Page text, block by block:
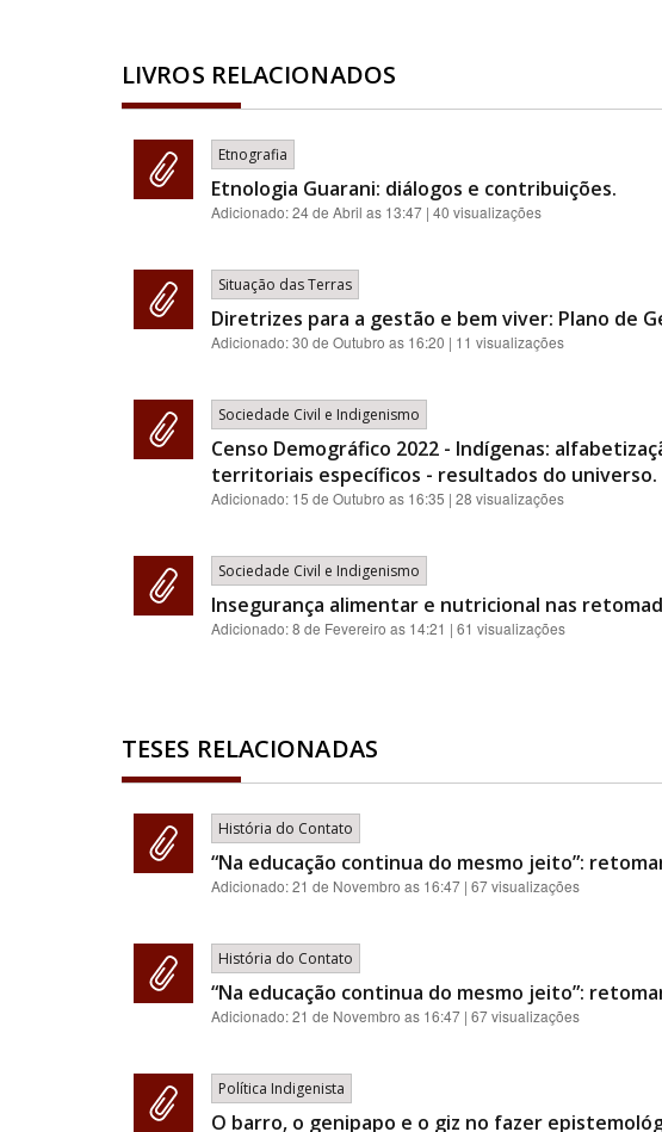
LIVROS RELACIONADOS
Etnografia
Etnologia Guarani: diálogos e contribuições.
Adicionado:24 de Abril as 13:47 | 40 visualizações
Situação das Terras
Diretrizes para a gestão e bem viver: Plano de
Adicionado:30 de Outubro as 16:20 | 11 visualizações
Sociedade Civil e Indigenismo
Censo Demográfico 2022 - Indígenas:
territoriais específicos - resultados do universo.
Adicionado: 15 de Outubro as 16:35 | 28 visualizações
Sociedade Civil e Indigenismo
Insegurança alimentar e nutricional nas
Adicionado:8 de Fevereiro as 14:21 | 61 visualizações
TESES RELACIONADAS
História do Contato
“Na educação continua do mesmo jeito”:
Adicionado:21 de Novembro as 16:47 | 67 visualizações
História do Contato
“Na educação continua do mesmo jeito”:
Adicionado:21 de Novembro as 16:47 | 67 visualizações
Política Indigenista
O barro, o genipapo e o giz no fazer